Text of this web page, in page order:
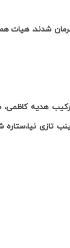
هدیه کاظمی،
تازی